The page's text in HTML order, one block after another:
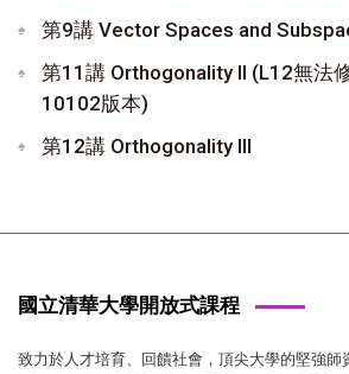
第9講 Vector Spaces and
第11講 Orthogonality II (L12無法
10102版本)
第12講 Orthogonality III
國立清華大學開放式課程
致力於人才培育、回饋社會，頂尖大學的堅強師